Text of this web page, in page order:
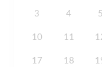
3 4 5
10 11
17 18